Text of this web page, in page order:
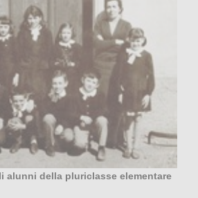
alunni della pluriclasse elementare